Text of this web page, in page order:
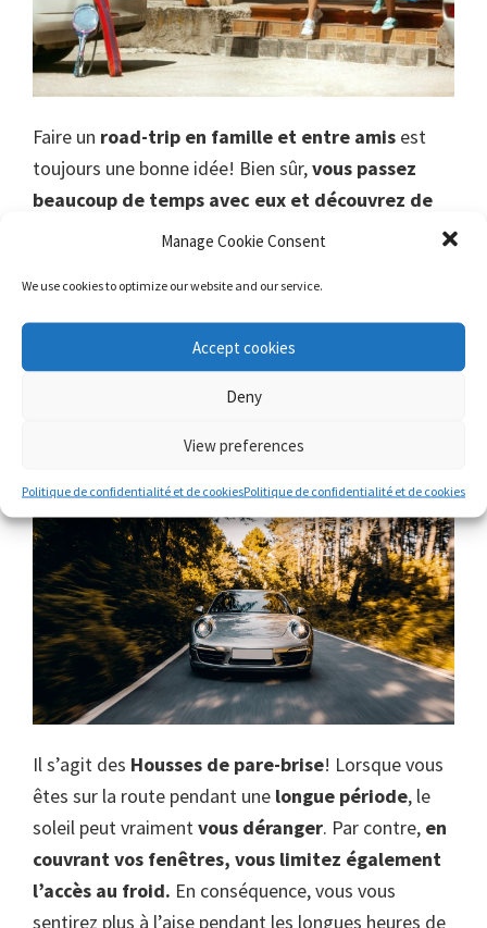
Manage Cookie Consent
We use cookies to optimize our website and our service.
Accept cookies
Deny
View preferences
Politique de confidentialité et de cookiesPolitique de confidentialité et de cookies
Faire un road-trip en famille et entre amis est
toujours une bonne idée! Bien sûr,vous passez
beaucoup de temps avec eux et découvrez de
nouveaux endroits ensemble
! Cependant, que
voiture(pire si c’est avec des enfants), vous
voudrez être aussi à l’aise que possible, non?Voici
quelques produits essentiels qui vous aideront
Couvre-fenêtres
Il s’agit des Housses de pare-brise! Lorsque vous
êtes sur la route pendant une longue période, le
soleil peut vraimentvous déranger. Par contre, en
couvrant vos fenêtres, vous limitez également
l’accès au froid. En conséquence, vous vous
sentirez plus à l’aise pendant les longues heures de